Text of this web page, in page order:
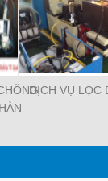
DỊCH VỤ LỌC